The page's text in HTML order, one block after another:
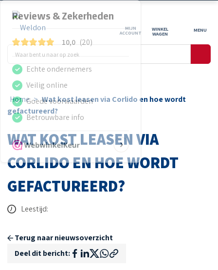
MIJN
ACCOUNT
WINKEL
WAGEN
Home > Wat kost leasen via Corlido en hoe wordt
gefactureerd?
WAT KOST LEASEN VIA
CORLIDO EN HOE WORDT
GEFACTUREERD?
Leestijd:
Terug naar nieuwsoverzicht
Deel dit bericht: